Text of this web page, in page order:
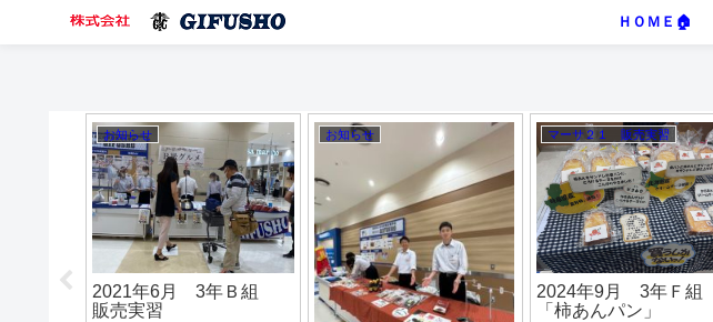
ＨＯＭＥ🏠
お知らせ
2021年6月 3年Ｂ組
販売実習
お知らせ マーサ２１ 販売実習
2024年9月 3年Ｆ組
「柿あんパン」